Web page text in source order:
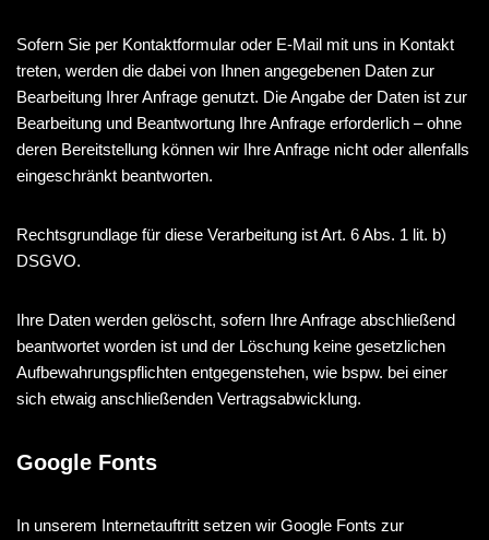
Sofern Sie per Kontaktformular oder E-Mail mit uns in Kontakt
treten, werden die dabei von Ihnen angegebenen Daten zur
Bearbeitung Ihrer Anfrage genutzt. Die Angabe der Daten ist zur
Bearbeitung und Beantwortung Ihre Anfrage erforderlich – ohne
deren Bereitstellung können wir Ihre Anfrage nicht oder allenfalls
eingeschränkt beantworten.
Rechtsgrundlage für diese Verarbeitung ist Art. 6 Abs. 1 lit. b)
DSGVO.
Ihre Daten werden gelöscht, sofern Ihre Anfrage abschließend
beantwortet worden ist und der Löschung keine gesetzlichen
Aufbewahrungspflichten entgegenstehen, wie bspw. bei einer
sich etwaig anschließenden Vertragsabwicklung.
Google Fonts
In unserem Internetauftritt setzen wir Google Fonts zur